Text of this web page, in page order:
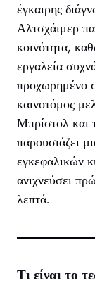
έγκαιρης
Αλτσχάιμερ
κοινότητα,
εργαλεία
προχωρημένο
καινοτόμος
Μπρίστολ και
παρουσιάζει
εγκεφαλικών
ανιχνεύσει
λεπτά.
Τι είναι το